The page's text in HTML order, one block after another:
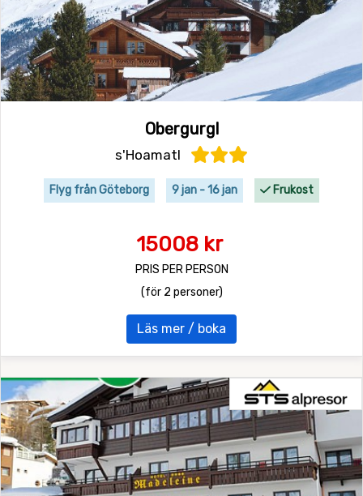
Obergurgl
s'Hoamatl
Flyg från Göteborg 9 jan - 16 jan Frukost
15008 kr
PRIS PER PERSON
(för 2 personer)
Läs mer / boka